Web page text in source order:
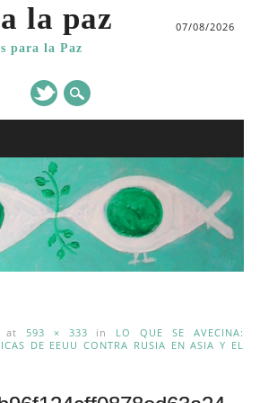
la paz
para la Paz
07/08/2026
at 593 × 333 in LO QUE SE AVECINA:
DE EEUU CONTRA RUSIA EN ASIA Y EL